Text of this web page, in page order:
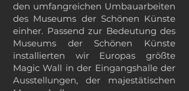
den umfangreichen Umbauarbeiten
des Museums der Schönen Künste
einher. Passend zur Bedeutung des
Museums der Schönen Künste
installierten wir Europas größte
Magic Wall in der Eingangshalle der
Ausstellungen, der majestätischen